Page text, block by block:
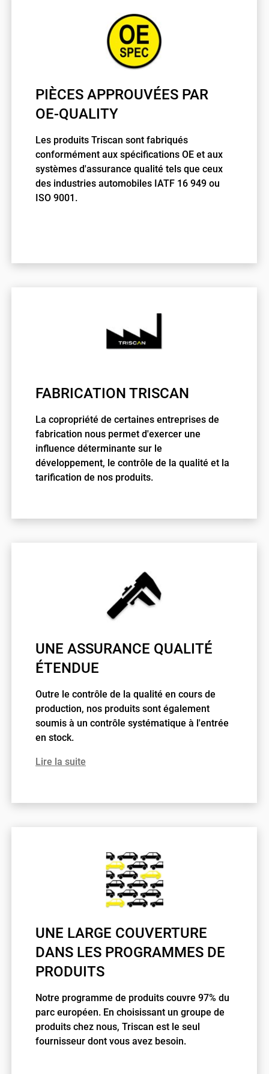
PIÈCES APPROUVÉES PAR
OE-QUALITY
Les produits Triscan sont fabriqués
conformément aux spécifications OE et aux
systèmes d'assurance qualité tels que ceux
des industries automobiles IATF 16 949 ou
ISO 9001.
FABRICATION TRISCAN
La copropriété de certaines entreprises de
fabrication nous permet d'exercer une
influence déterminante sur le
développement, le contrôle de la qualité et la
tarification de nos produits.
UNE ASSURANCE QUALITÉ
ÉTENDUE
Outre le contrôle de la qualité en cours de
production, nos produits sont également
soumis à un contrôle systématique à l'entrée
en stock.
Lire la suite
UNE LARGE COUVERTURE
DANS LES PROGRAMMES DE
PRODUITS
Notre programme de produits couvre 97% du
parc européen. En choisissant un groupe de
produits chez nous, Triscan est le seul
fournisseur dont vous avez besoin.